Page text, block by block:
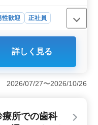
性歓迎
正社員
ニアの経験豊富な医
せず、その経験を活
アを有する医師が活
就業時間の柔軟性
日で、休息をしっか
詳しく見る
2026/07/27〜2026/10/26
療所での歯科